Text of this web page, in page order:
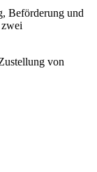
Beförderung und
von